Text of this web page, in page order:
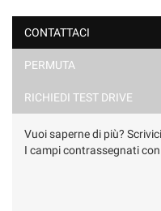
CONTATTACI
PERMUTA
RICHIEDI TEST DRIVE
Vuoi saperne di più?
I campi contrassegnati